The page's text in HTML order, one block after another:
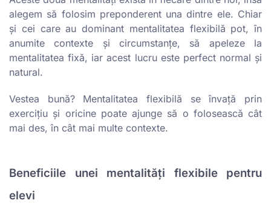
alegem să folosim preponderent una dintre ele. Chiar
și cei care au dominant mentalitatea flexibilă pot, în
anumite contexte și circumstanțe, să apeleze la
mentalitatea fixă, iar acest lucru este perfect normal și
natural.
Vestea bună? Mentalitatea flexibilă se învață prin
exercițiu și oricine poate ajunge să o folosească cât
mai des, în cât mai multe contexte.
Beneficiile unei mentalități flexibile pentru
elevi